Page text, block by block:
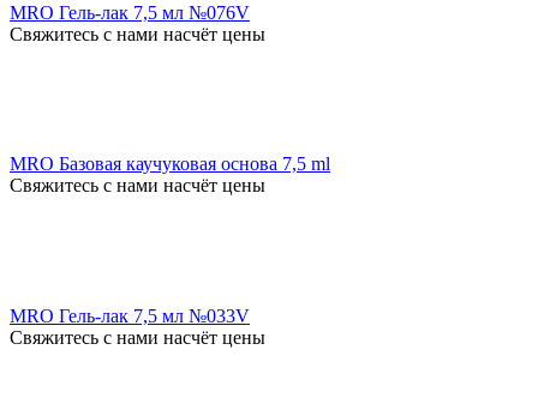
MRO Гель-лак 7,5 мл №076V
Свяжитесь с нами насчёт цены
MRO Базовая каучуковая основа 7,5 ml
Свяжитесь с нами насчёт цены
MRO Гель-лак 7,5 мл №033V
Свяжитесь с нами насчёт цены